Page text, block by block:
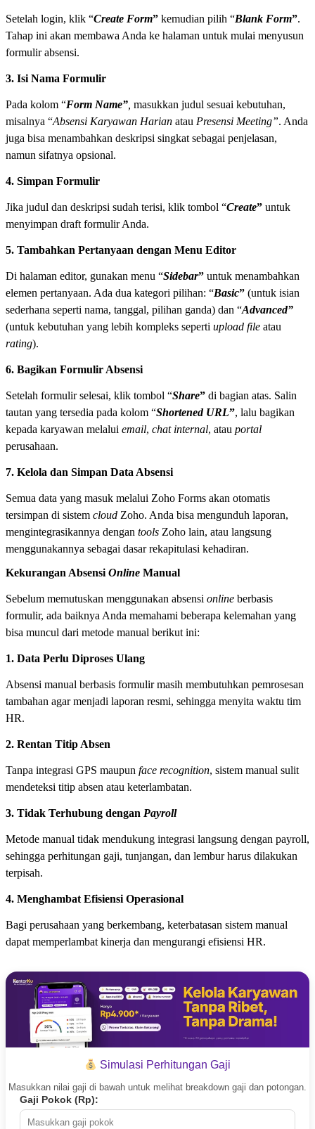
Setelah login, klik “Create Form” kemudian pilih “Blank Form”.
Tahap ini akan membawa Anda ke halaman untuk mulai menyusun
formulir absensi.
3. Isi Nama Formulir
Pada kolom “Form Name” masukkan judul sesuai kebutuhan,
misalnya “Absensi Karyawan Harian atau Presensi Meeting”. Anda
juga bisa menambahkan deskripsi singkat sebagai penjelasan,
namun sifatnya opsional.
4. Simpan Formulir
Jika judul dan deskripsi sudah terisi, klik tombol “Create” untuk
menyimpan draft formulir Anda.
5. Tambahkan Pertanyaan dengan Menu Editor
Di halaman editor, gunakan menu “Sidebar” untuk menambahkan
elemen pertanyaan. Ada dua kategori pilihan: “Basic” (untuk isian
sederhana seperti nama, tanggal, pilihan ganda) dan “Advanced”
(untuk kebutuhan yang lebih kompleks seperti upload file atau
rating).
6. Bagikan Formulir Absensi
Setelah formulir selesai, klik tombol “Share” di bagian atas. Salin
tautan yang tersedia pada kolom “Shortened URL”, lalu bagikan
kepada karyawan melalui email, chat internal, atau portal
perusahaan.
7. Kelola dan Simpan Data Absensi
Semua data yang masuk melalui Zoho Forms akan otomatis
tersimpan di sistem cloud Zoho. Anda bisa mengunduh laporan,
mengintegrasikannya dengan tools Zoho lain, atau langsung
menggunakannya sebagai dasar rekapitulasi kehadiran.
Kekurangan Absensi Online Manual
Sebelum memutuskan menggunakan absensi online berbasis
formulir, ada baiknya Anda memahami beberapa kelemahan yang
bisa muncul dari metode manual berikut ini:
1. Data Perlu Diproses Ulang
Absensi manual berbasis formulir masih membutuhkan pemrosesan
tambahan agar menjadi laporan resmi, sehingga menyita waktu tim
HR.
2. Rentan Titip Absen
Tanpa integrasi GPS maupun face recognition, sistem manual sulit
mendeteksi titip absen atau keterlambatan.
3. Tidak Terhubung dengan Payroll
Metode manual tidak mendukung integrasi langsung dengan payroll,
sehingga perhitungan gaji, tunjangan, dan lembur harus dilakukan
terpisah.
4. Menghambat Efisiensi Operasional
Bagi perusahaan yang berkembang, keterbatasan sistem manual
dapat memperlambat kinerja dan mengurangi efisiensi HR.
Simulasi Perhitungan Gaji
Masukkan nilai gaji di bawah untuk melihat breakdown gaji dan potongan.
Gaji Pokok (Rp):